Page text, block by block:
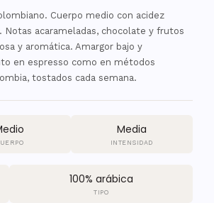
Cuerpo medio con acidez
acarameladas, chocolate y frutos
y aromática. Amargor bajo y
en espresso como en métodos
tostados cada semana.
Media
INTENSIDAD
100% arábica
TIPO